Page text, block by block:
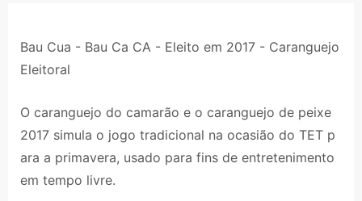
Bau Cua - Bau Ca CA - Eleito em 2017 - Caranguejo
Eleitoral
O caranguejo do camarão e o caranguejo de peixe
2017 simula o jogo tradicional na ocasião do TET p
ara a primavera, usado para fins de entretenimento
em tempo livre.